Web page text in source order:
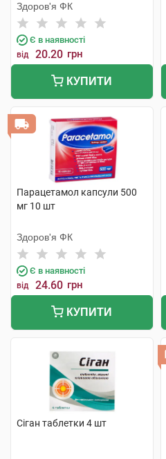
Здоров'я ФК
Є в наявності
від 20.20 грн
КУПИТИ
Парацетамол капсули 500
мг 10 шт
Здоров'я ФК
Є в наявності
від 24.60 грн
КУПИТИ
Сіган таблетки 4 шт